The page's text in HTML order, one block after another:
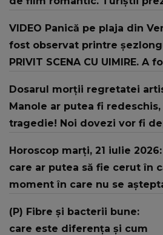
VIDEO Panică pe plaja din
fost observat printre
PRIVIT SCENA CU UIMIRE. A
Dosarul morții regretatei
Manole ar putea fi redeschis,
tragedie! Noi dovezi vor fi
Horoscop marți, 21 iulie
care ar putea să fie cerut în
moment în care nu se
(P) Fibre și bacterii bune:
care este diferența și cum